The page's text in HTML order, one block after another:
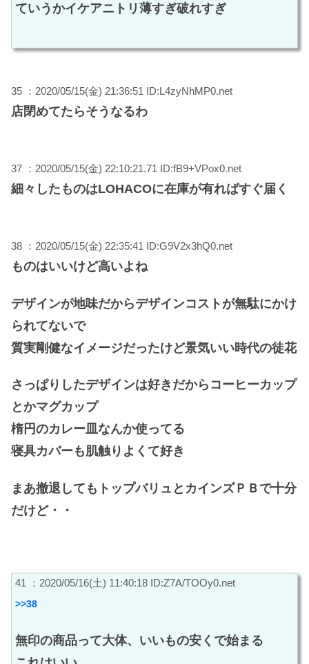
ていうかイケアニトリ薄すぎ破れすぎ
35 ：2020/05/15(金) 21:36:51 ID:L4zyNhMP0.net
店閉めてたらそうなるわ
37 ：2020/05/15(金) 22:10:21.71 ID:fB9+VPox0.net
細々したものはLOHACOに在庫が有ればすぐ届く
38 ：2020/05/15(金) 22:35:41 ID:G9V2x3hQ0.net
ものはいいけど高いよね
デザインが地味だからデザインコストが無駄にかけ
られてないで
質実剛健なイメージだったけど景気いい時代の徒花
さっぱりしたデザインは好きだからコーヒーカップ
とかマグカップ
楕円のカレー皿なんか使ってる
寝具カバーも肌触りよくて好き
まあ撤退してもトップバリュとカインズＰＢで十分
だけど・・
41 ：2020/05/16(土) 11:40:18 ID:Z7A/TOOy0.net
>>38
無印の商品って大体、いいもの安くで始まる